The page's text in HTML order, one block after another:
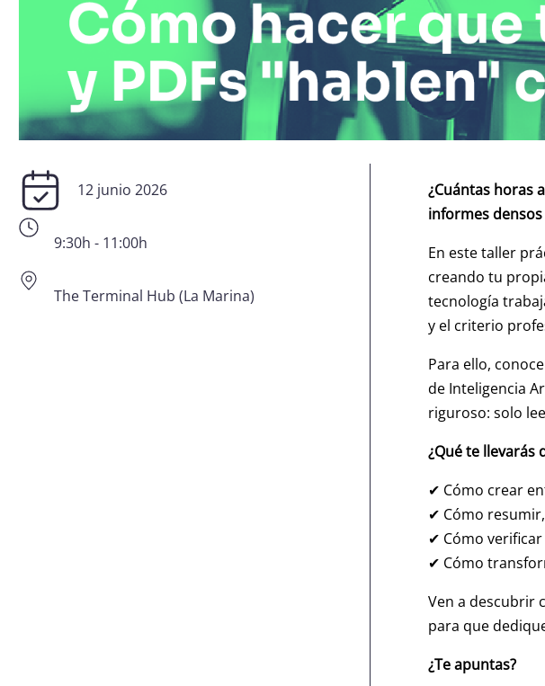
12 junio 2026
9:30h - 11:00h
The Terminal Hub (La Marina)
¿Cuántas horas
informes
En este taller
creando tu
tecnología
y el criterio
Para ello,
de Inteligencia
riguroso: solo
¿Qué te llevarás
✔ Cómo crear
✔ Cómo
✔ Cómo
✔ Cómo
Ven a descubrir
para que
¿Te apuntas?